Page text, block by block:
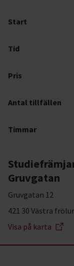
Start
Tid
Pris
Antal tillfällen
Timmar
Gruvgatan
Gruvgatan 12
421 30 Västra
Visa på karta